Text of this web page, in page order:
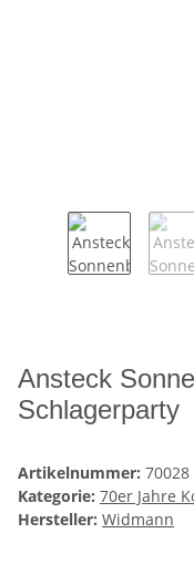
Ansteck
Schlagerparty
Artikelnummer: 70028
Kategorie: 70er Jahre
Hersteller: Widmann